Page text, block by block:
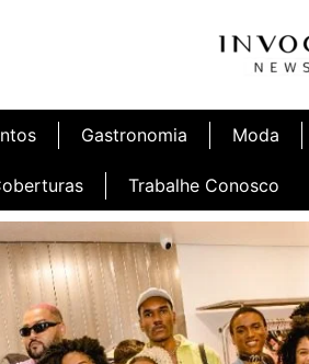
Gastronomia Moda
Trabalhe Conosco
Café